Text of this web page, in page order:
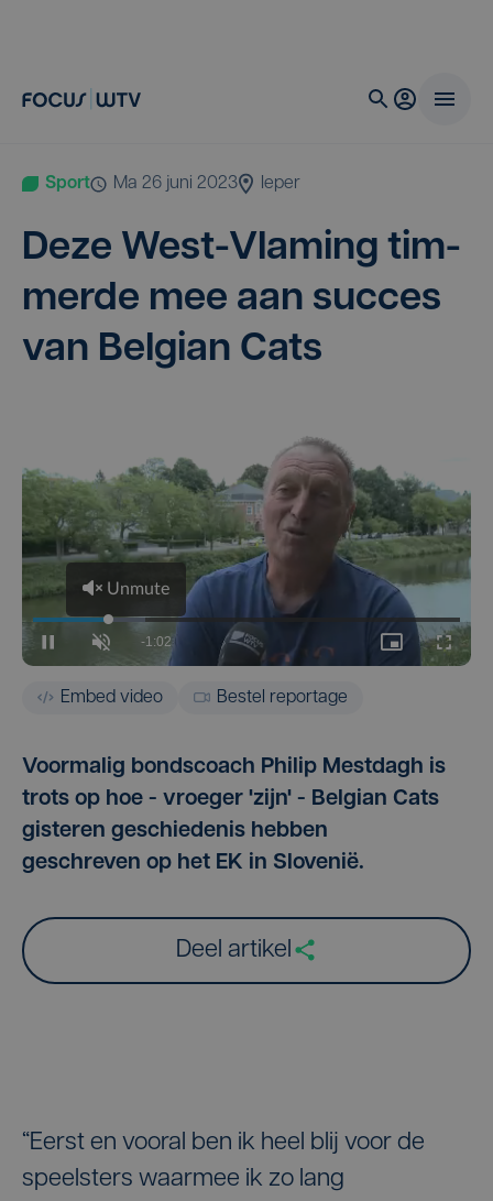
Sport ma 26 juni 2023 Ieper
Deze West-Vla­ming tim­
mer­de mee aan suc­ces
van Bel­gi­an Cats
Embed video Bestel reportage
Voormalig bondscoach Philip Mestdagh is
trots op hoe - vroeger 'zijn' - Belgian Cats
gisteren geschiedenis hebben
geschreven op het EK in Slovenië.
Deel artikel
“Eerst en vooral ben ik heel blij voor de
speelsters waarmee ik zo lang